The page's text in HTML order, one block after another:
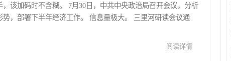
，该加码时不含糊。 7月30日，中共中央政治局召开会议，分析
势，部署下半年经济工作。 信息量极大。 三里河研读会议通
阅读详情